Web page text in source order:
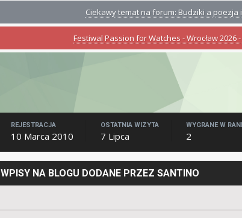
Ciekawy temat na forum: Budziki a
Festiwal Passion for Watches - Wrocław 2026
REJESTRACJA
10 Marca 2010
OSTATNIA WIZYTA
7 Lipca
WYGRANE W
2
WPISY NA BLOGU DODANE PRZEZ SANTINO